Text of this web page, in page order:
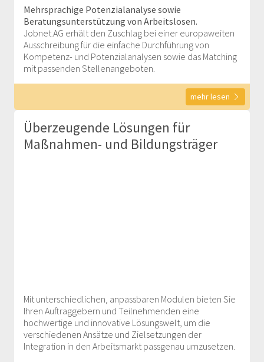
Mehrsprachige Potenzialanalyse sowie
Beratungsunterstützung von Arbeitslosen.
Jobnet.AG erhält den Zuschlag bei einer europaweiten
Ausschreibung für die einfache Durchführung von
Kompetenz- und Potenzialanalysen sowie das Matching
mit passenden Stellenangeboten.
mehr lesen
Überzeugende Lösungen für
Maßnahmen- und Bildungsträger
Mit unterschiedlichen, anpassbaren Modulen bieten Sie
Ihren Auftraggebern und Teilnehmenden eine
hochwertige und innovative Lösungswelt, um die
verschiedenen Ansätze und Zielsetzungen der
Integration in den Arbeitsmarkt passgenau umzusetzen.